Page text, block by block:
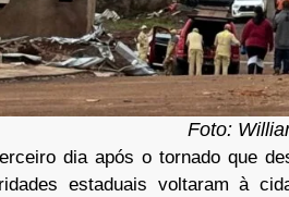
Foto:
dia após o tornado que
estaduais voltaram à